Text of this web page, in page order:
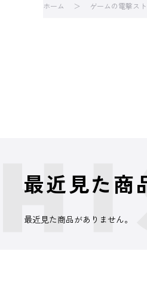
ホーム
ゲームの電撃ス
最近見た商
最近見た商品がありません。